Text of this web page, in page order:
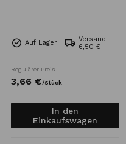
Auf Lager
Versand
6,50 €
Regulärer Preis
3,66 €/Stück
In den
Einkaufswagen